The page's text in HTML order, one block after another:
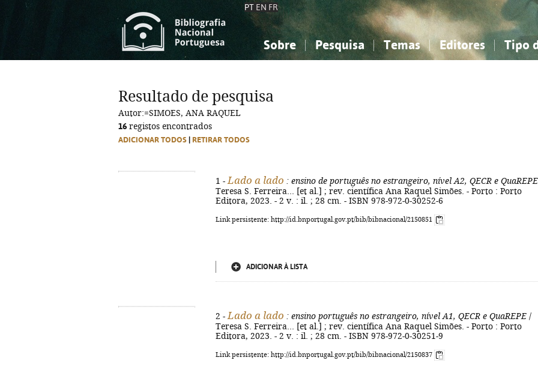
PT EN FR
Sobre Pesquisa Temas
Ciências sociais...
Editores Tipo
Ciências sociais...
Resultado de pesquisa
Autor:=SIMOES, ANA RAQUEL
16 registos encontrados
ADICIONAR TODOS RETIRAR TODOS
1 - Lado a lado : ensino de português no estrangeiro, nível A2, QECR e QuaREPE
Teresa S. Ferreira... [et al.] ; rev. científica Ana Raquel Simões. - Porto : Porto
Editora, 2023. - 2 v. : il. ; 28 cm. - ISBN 978-972-0-30252-6
Link persistente: http://id.bnportugal.gov.pt/bib/bibnacional/2150851
ADICIONAR À LISTA
2 - Lado a lado : ensino português no estrangeiro, nível A1, QECR e QuaREPE /
Teresa S. Ferreira... [et al.] ; rev. científica Ana Raquel Simões. - Porto : Porto
Editora, 2023. - 2 v. : il. ; 28 cm. - ISBN 978-972-0-30251-9
Link persistente: http://id.bnportugal.gov.pt/bib/bibnacional/2150837